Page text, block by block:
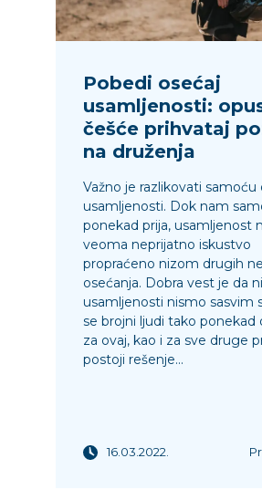
Pobedi osećaj
usamljenosti:
češće prihvataj
na druženja
Važno je razlikovati samoću
usamljenosti. Dok nam
ponekad prija, usamljenost
veoma neprijatno iskustvo
propraćeno nizom drugih
osećanja. Dobra vest je da
usamljenosti nismo sasvim
se brojni ljudi tako ponekad
za ovaj, kao i za sve druge
postoji rešenje...
16.03.2022.